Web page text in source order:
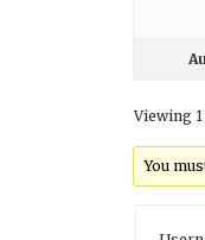
Viewing 1
You